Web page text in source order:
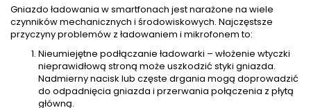
Gniazdo ładowania w smartfonach jest narażone na wiele
czynników mechanicznych i środowiskowych. Najczęstsze
przyczyny problemów z ładowaniem i mikrofonem to:
Nieumiejętne podłączanie ładowarki – włożenie wtyczki
nieprawidłową stroną może uszkodzić styki gniazda.
Nadmierny nacisk lub częste drgania mogą doprowadzić
do odpadnięcia gniazda i przerwania połączenia z płytą
główną.